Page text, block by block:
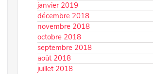
janvier 2019
décembre 2018
novembre 2018
octobre 2018
septembre 2018
août 2018
juillet 2018